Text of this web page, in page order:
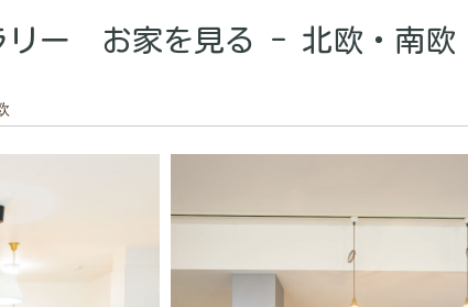
リー お家を見る - 北欧・南欧